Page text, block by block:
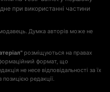
при використанні частини
Думка авторів може не
розміщуються на правах
формат, що
не несе відповідальності за їх
редакції.